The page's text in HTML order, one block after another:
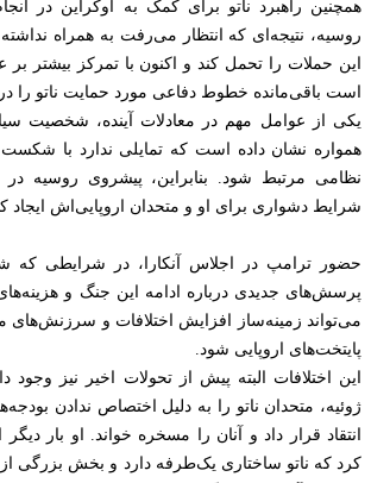
همچنین راهبرد ناتو برای کمک به اوکراین در
روسیه، نتیجه‌ای که انتظار می‌رفت به همراه
این حملات را تحمل کند و اکنون با تمرکز بیشتر بر
است باقی‌مانده خطوط دفاعی مورد حمایت ناتو را
یکی از عوامل مهم در معادلات آینده، شخصیت
همواره نشان داده است که تمایلی ندارد با شکست
نظامی مرتبط شود. بنابراین، پیشروی روسیه در
شرایط دشواری برای او و متحدان اروپایی‌اش ایجاد
حضور ترامپ در اجلاس آنکارا، در شرایطی که
پرسش‌های جدیدی درباره ادامه این جنگ و
می‌تواند زمینه‌ساز افزایش اختلافات و سرزنش‌های
پایتخت‌های اروپایی شود.
این اختلافات البته پیش از تحولات اخیر نیز
ژوئیه، متحدان ناتو را به دلیل اختصاص ندادن
انتقاد قرار داد و آنان را مسخره خواند. او بار
کرد که ناتو ساختاری یک‌طرفه دارد و بخش بزرگی از